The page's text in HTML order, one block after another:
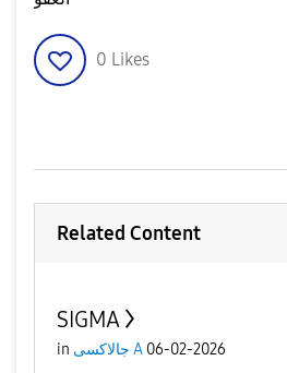
0 Likes
Related Content
SIGMA
in جالاكسى A 06-02-2026